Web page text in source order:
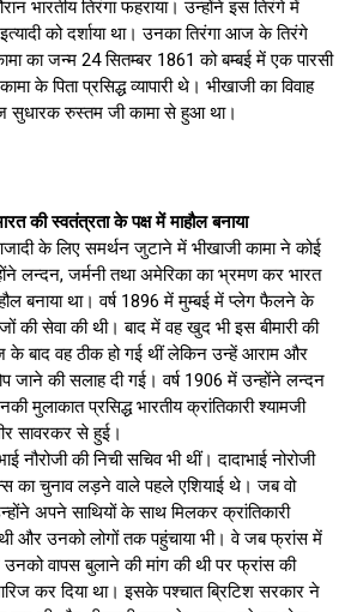
भारतीय तिरंगा फहराया। उन्होंने इस तिरंगे में
को दर्शाया था। उनका तिरंगा आज के तिरंगे
का जन्म 24 सितम्बर 1861 को बम्बई में एक पारसी
के पिता प्रसिद्ध व्यापारी थे। भीखाजी का विवाह
सुधारक रुस्तम जी कामा से हुआ था।
की स्वतंत्रता के पक्ष में माहौल बनाया
के लिए समर्थन जुटाने में भीखाजी कामा ने कोई
लन्दन, जर्मनी तथा अमेरिका का भ्रमण कर भारत
बनाया था। वर्ष 1896 में मुम्बई में प्लेग फैलने के
की सेवा की थी। बाद में वह खुद भी इस बीमारी की
बाद वह ठीक हो गई थीं लेकिन उन्हें आराम और
की सलाह दी गई। वर्ष 1906 में उन्होंने लन्दन
मुलाकात प्रसिद्ध भारतीय क्रांतिकारी श्यामजी
सावरकर से हुई।
नौरोजी की निची सचिव भी थीं। दादाभाई नोरोजी
का चुनाव लड़ने वाले पहले एशियाई थे। जब वो
अपने साथियों के साथ मिलकर क्रांतिकारी
और उनको लोगों तक पहुंचाया भी। वे जब फ्रांस में
वापस बुलाने की मांग की थी पर फ्रांस की
कर दिया था। इसके पश्चात ब्रिटिश सरकार ने